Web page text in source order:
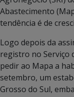
Abastecimento
tendência é de
Logo depois da
registro no Serviço
pedir ao Mapa a
setembro, um
Grosso do Sul,